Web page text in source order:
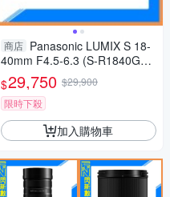
商店 Panasonic LUMIX S 18-
40mm F4.5-6.3 (S-R1840GC,
公司貨)
$29,750 $29,900
限時下殺
加入購物車